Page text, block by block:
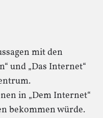
mit den
und „Das Internet“
in „Dem Internet“
bekommen würde.